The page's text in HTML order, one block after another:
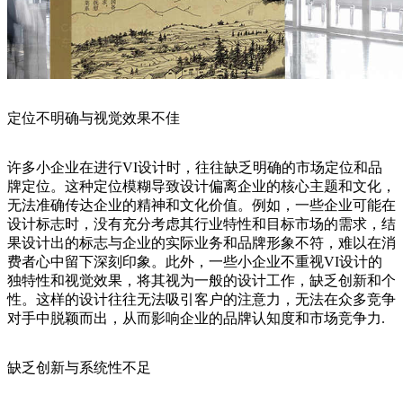
定位不明确与视觉效果不佳
许多小企业在进行VI设计时，往往缺乏明确的市场定位和品
牌定位。这种定位模糊导致设计偏离企业的核心主题和文化，
无法准确传达企业的精神和文化价值。例如，一些企业可能在
设计标志时，没有充分考虑其行业特性和目标市场的需求，结
果设计出的标志与企业的实际业务和品牌形象不符，难以在消
费者心中留下深刻印象。此外，一些小企业不重视VI设计的
独特性和视觉效果，将其视为一般的设计工作，缺乏创新和个
性。这样的设计往往无法吸引客户的注意力，无法在众多竞争
对手中脱颖而出，从而影响企业的品牌认知度和市场竞争力.
缺乏创新与系统性不足